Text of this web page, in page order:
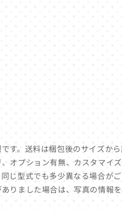
す。送料は梱包後のサイズから
オプション有無、カスタマイ
じ型式でも多少異なる場合が
りました場合は、写真の情報